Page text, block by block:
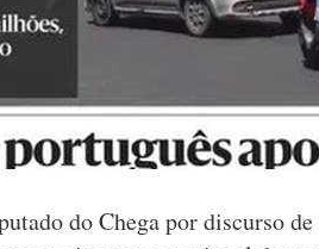
do Chega por discurso